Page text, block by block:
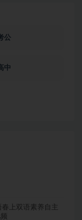
公
中
上双语素养自主